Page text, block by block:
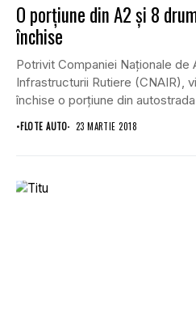
O porţiune din A2 şi 8
închise
Potrivit Companiei Naţionale de
Infrastructurii Rutiere (CNAIR),
închise o porţiune din
opt...
•FLOTE AUTO 23 MARTIE 2018